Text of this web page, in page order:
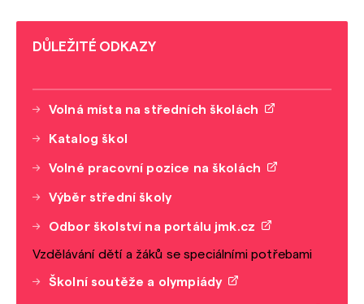
DŮLEŽITÉ ODKAZY
Volná místa na středních školách
Katalog škol
Volné pracovní pozice na školách
Výběr střední školy
Odbor školství na portálu jmk.cz
Vzdělávání dětí a žáků se speciálními potřebami
Školní soutěže a olympiády